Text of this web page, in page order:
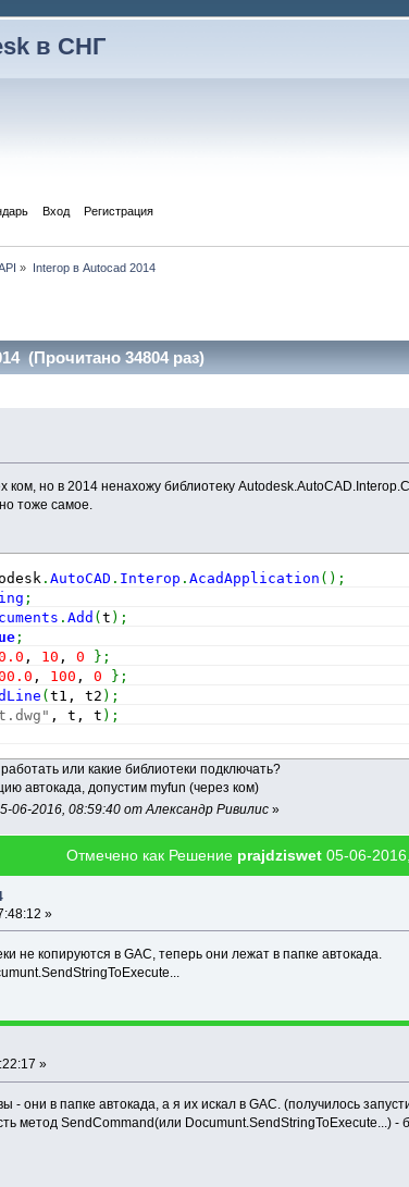
в СНГ
Вход Регистрация
» Interop в Autocad 2014
(Прочитано 34804 раз)
ком, но в 2014 ненахожу библиотеку
тоже самое.
.AutoCAD . Interop .AcadApplication ( ) ;
;
.Add (t ) ;
;
, 10 , 0 } ;
, 100 , 0 } ;
(t1, t2 ) ;
, t, t ) ;
или какие библиотеки подключать?
автокада, допустим myfun (через ком)
06-2016, 08:59:40 от Александр Ривилис »
Отмечено как Решение prajdziswet 05-06-
»
не копируются в GAC, теперь они лежат в папке автокада.
»
они в папке автокада, а я их искал в GAC. (получилось
метод SendCommand(или Documunt.SendStringToExecute...) -